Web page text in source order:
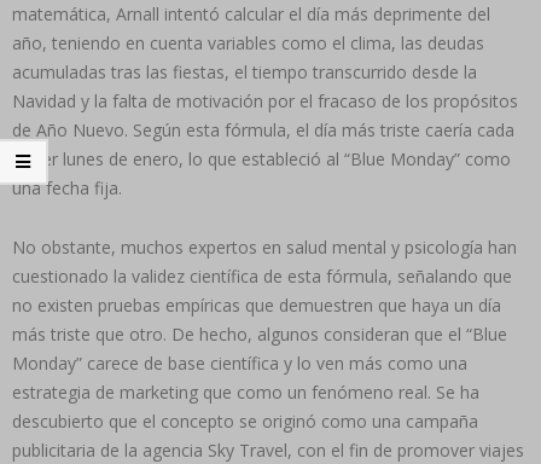
matemática, Arnall intentó calcular el día más deprimente del
año, teniendo en cuenta variables como el clima, las deudas
acumuladas tras las fiestas, el tiempo transcurrido desde la
Navidad y la falta de motivación por el fracaso de los propósitos
de Año Nuevo. Según esta fórmula, el día más triste caería cada
tercer lunes de enero, lo que estableció al “Blue Monday” como
una fecha fija.
No obstante, muchos expertos en salud mental y psicología han
cuestionado la validez científica de esta fórmula, señalando que
no existen pruebas empíricas que demuestren que haya un día
más triste que otro. De hecho, algunos consideran que el “Blue
Monday” carece de base científica y lo ven más como una
estrategia de marketing que como un fenómeno real. Se ha
descubierto que el concepto se originó como una campaña
publicitaria de la agencia Sky Travel, con el fin de promover viajes